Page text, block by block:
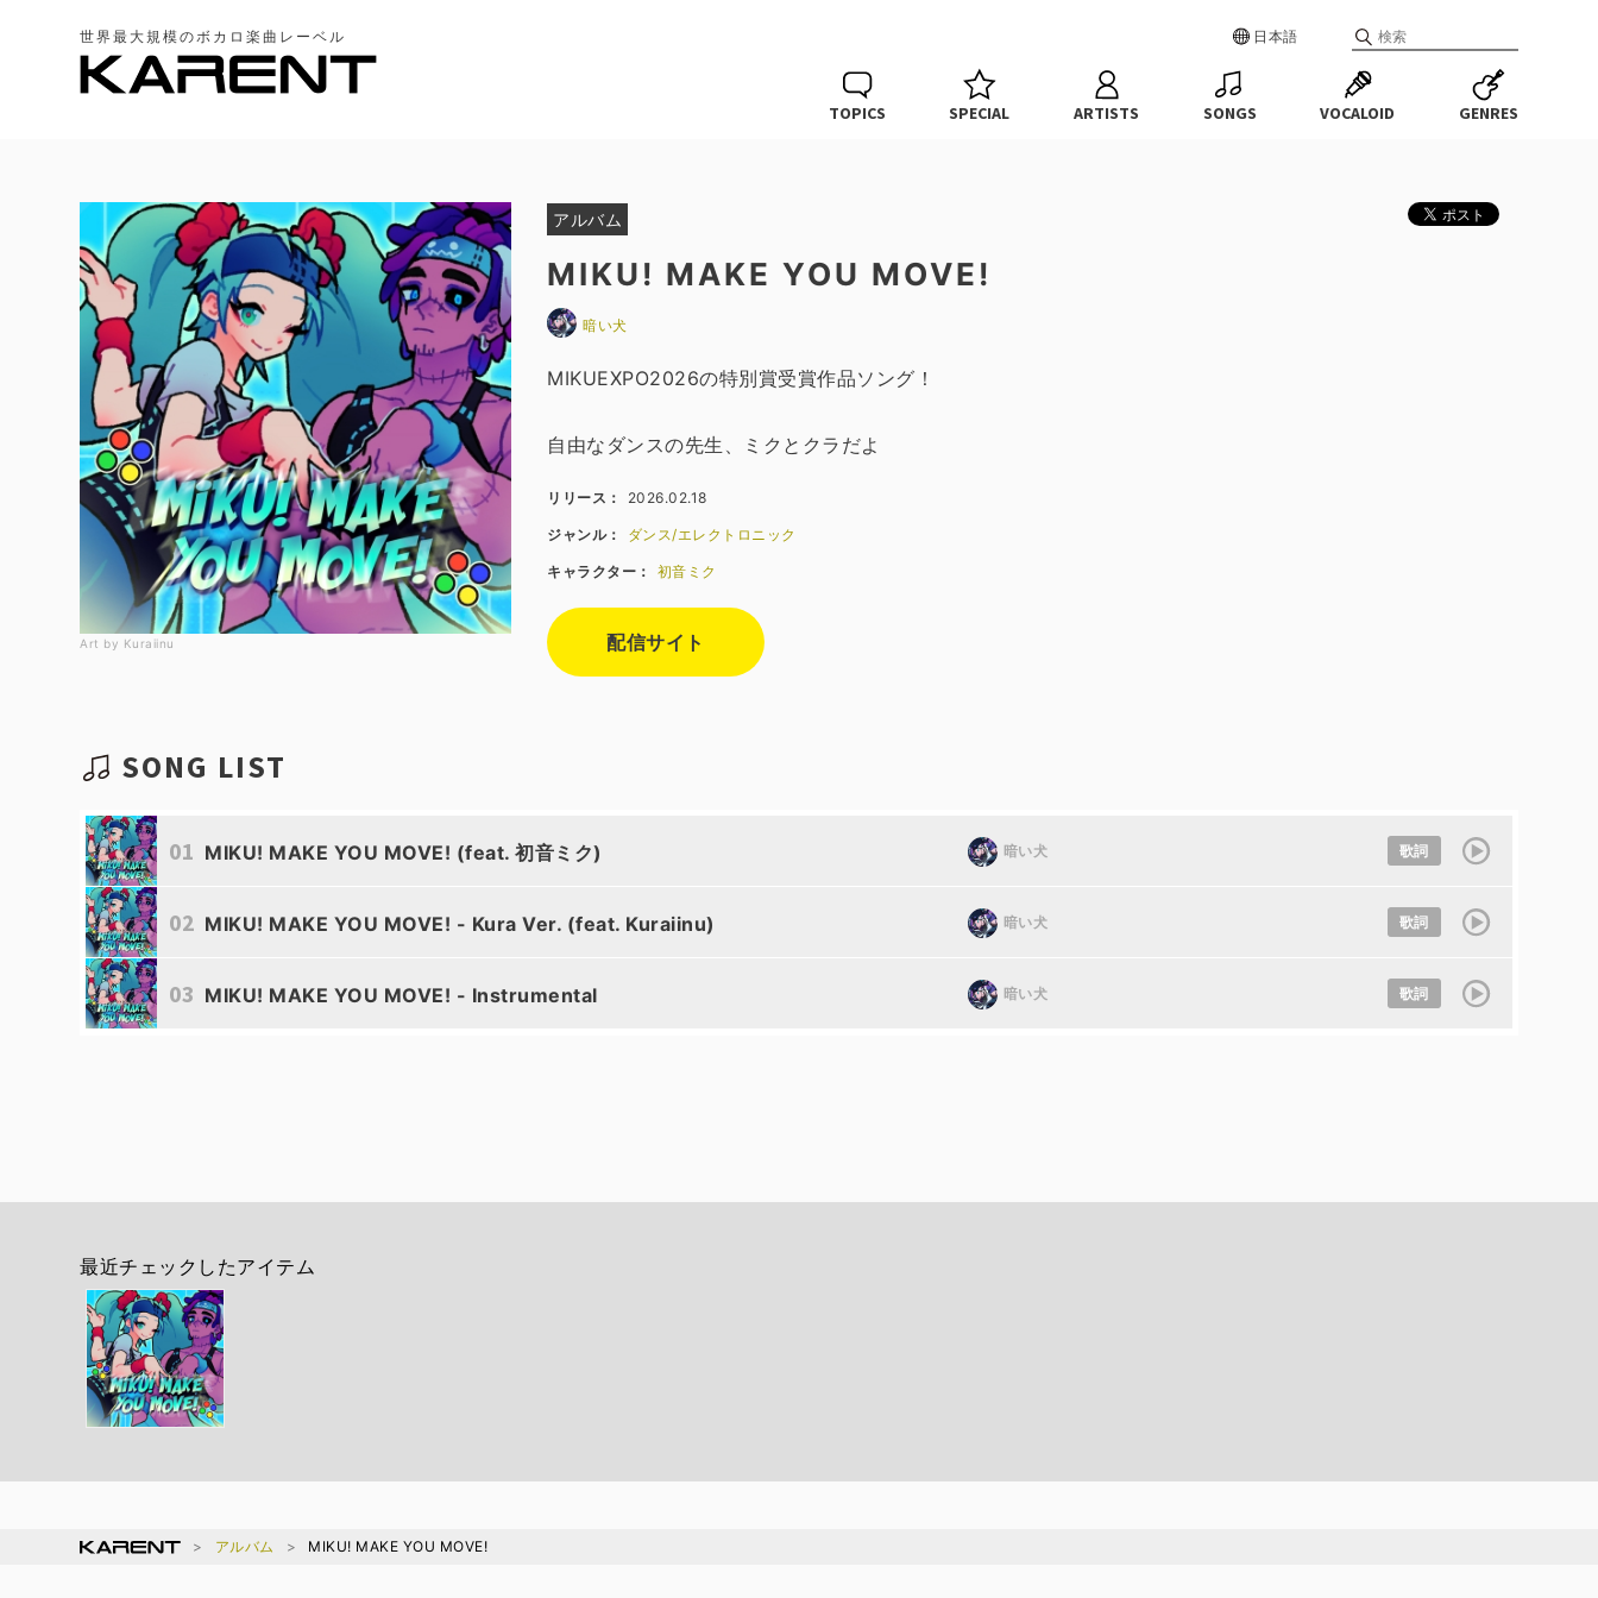
世界最大規模のボカロ楽曲レーベル 日本語
TOPICS SPECIAL ARTISTS SONGS VOCALOID GENRES
Art by Kuraiinu
アルバム
MIKU! MAKE YOU MOVE!
暗い犬
MIKUEXPO2026の特別賞受賞作品ソング！
自由なダンスの先生、ミクとクラだよ
リリース： 2026.02.18
ジャンル： ダンス/エレクトロニック
キャラクター： 初音ミク
配信サイト
SONG LIST
01 MIKU! MAKE YOU MOVE! (feat. 初音ミク) 暗い犬 歌詞
02 MIKU! MAKE YOU MOVE! - Kura Ver. (feat. Kuraiinu) 暗い犬 歌詞
03 MIKU! MAKE YOU MOVE! - Instrumental 暗い犬 歌詞
最近チェックしたアイテム
アルバム MIKU! MAKE YOU MOVE!